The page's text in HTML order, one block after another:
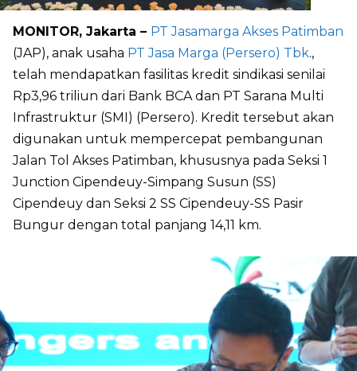
MONITOR, Jakarta – PT Jasamarga Akses Patimban
(JAP), anak usaha PT Jasa Marga (Persero) Tbk.,
telah mendapatkan fasilitas kredit sindikasi senilai
Rp3,96 triliun dari Bank BCA dan PT Sarana Multi
Infrastruktur (SMI) (Persero). Kredit tersebut akan
digunakan untuk mempercepat pembangunan
Jalan Tol Akses Patimban, khususnya pada Seksi 1
Junction Cipendeuy-Simpang Susun (SS)
Cipendeuy dan Seksi 2 SS Cipendeuy-SS Pasir
Bungur dengan total panjang 14,11 km.